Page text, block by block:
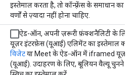
इस्तेमाल करता है, तो कॉन्फ़्रेंस के समाधान का
वर्णों से ज़्यादा नहीं होना चाहिए.
ऐड-ऑन, अपनी ज़रूरी फ़ंक्शनैलिटी के लिए
यूज़र इंटरफ़ेस (यूआई) एलिमेंट का इस्तेमाल
विजेटया Meet के ऐड-ऑन में iframed यूज़र
(यूआई). उदाहरण के लिए, बूलियन वैल्यू चुनने के